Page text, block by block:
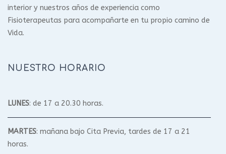
interior y nuestros años de experiencia como
Fisioterapeutas para acompañarte en tu propio camino de
Vida.
NUESTRO HORARIO
LUNES: de 17 a 20.30 horas.
MARTES: mañana bajo Cita Previa, tardes de 17 a 21
horas.